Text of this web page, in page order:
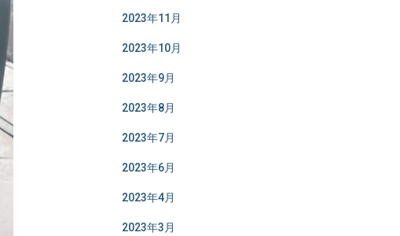
2023年11月
2023年10月
2023年9月
2023年8月
2023年7月
2023年6月
2023年4月
2023年3月